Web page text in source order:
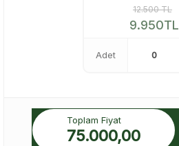
12.500TL
9.950TL
Adet
Toplam Fiyat
75.000,00